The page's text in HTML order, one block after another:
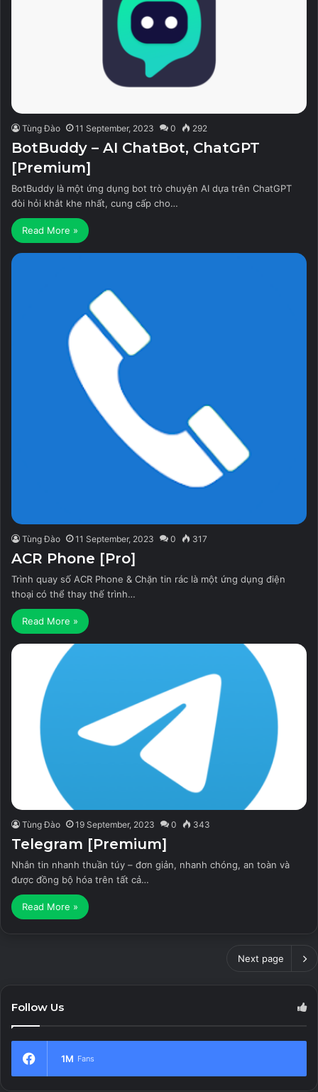
Tùng Đào 11 September, 2023 0 292
BotBuddy – AI ChatBot, ChatGPT
[Premium]
BotBuddy là một ứng dụng bot trò chuyện AI dựa trên ChatGPT
đòi hỏi khắt khe nhất, cung cấp cho…
Read More »
Tùng Đào 11 September, 2023 0 317
ACR Phone [Pro]
Trình quay số ACR Phone & Chặn tin rác là một ứng dụng điện
thoại có thể thay thế trình…
Read More »
Tùng Đào 19 September, 2023 0 343
Telegram [Premium]
Nhắn tin nhanh thuần túy – đơn giản, nhanh chóng, an toàn và
được đồng bộ hóa trên tất cả…
Read More »
Next page
Follow Us
1M Fans